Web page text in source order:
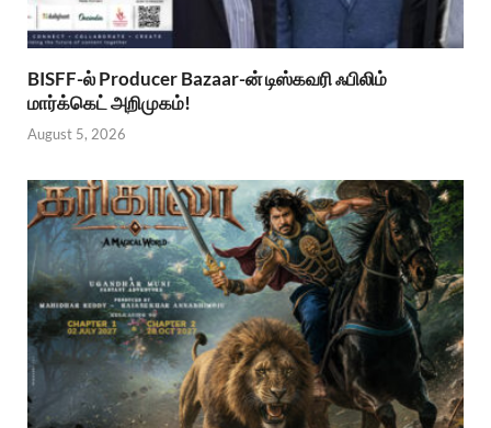
BISFF-ல் Producer Bazaar-ன் டிஸ்கவரி ஃபிலிம்
மார்க்கெட் அறிமுகம்!
August 5, 2026